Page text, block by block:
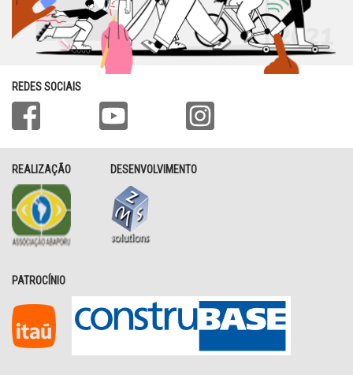
REDES SOCIAIS
REALIZAÇÃO DESENVOLVIMENTO
PATROCÍNIO